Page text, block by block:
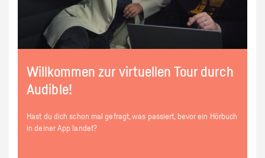
Willkommen zur virtuellen Tour durch
Audible!
Hast du dich schon mal gefragt, was passiert, bevor ein Hörbuch
in deiner App landet?